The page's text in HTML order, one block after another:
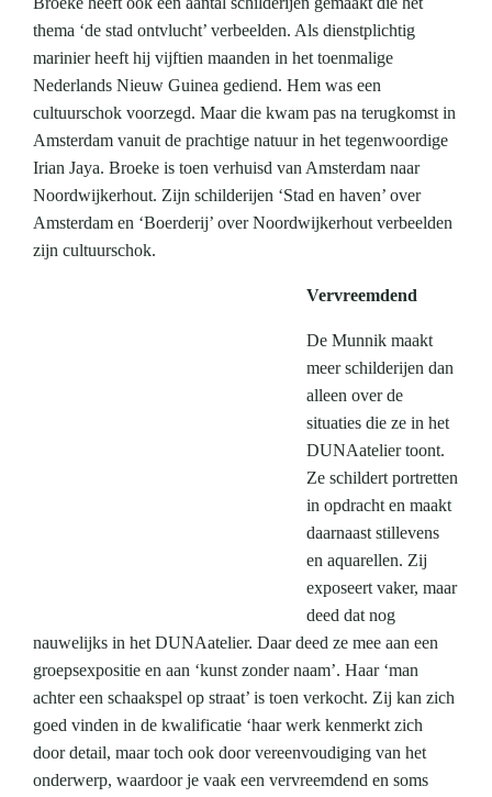
thema ‘de stad ontvlucht’ verbeelden. Als dienstplichtig
marinier heeft hij vijftien maanden in het toenmalige
Nederlands Nieuw Guinea gediend. Hem was een
cultuurschok voorzegd. Maar die kwam pas na terugkomst in
Amsterdam vanuit de prachtige natuur in het tegenwoordige
Irian Jaya. Broeke is toen verhuisd van Amsterdam naar
Noordwijkerhout. Zijn schilderijen ‘Stad en haven’ over
Amsterdam en ‘Boerderij’ over Noordwijkerhout verbeelden
zijn cultuurschok.
Vervreemdend
De Munnik maakt
meer schilderijen dan
alleen over de
situaties die ze in het
DUNAatelier toont.
Ze schildert portretten
in opdracht en maakt
daarnaast stillevens
en aquarellen. Zij
exposeert vaker, maar
deed dat nog
nauwelijks in het DUNAatelier. Daar deed ze mee aan een
groepsexpositie en aan ‘kunst zonder naam’. Haar ‘man
achter een schaakspel op straat’ is toen verkocht. Zij kan zich
goed vinden in de kwalificatie ‘haar werk kenmerkt zich
door detail, maar toch ook door vereenvoudiging van het
onderwerp, waardoor je vaak een vervreemdend en soms